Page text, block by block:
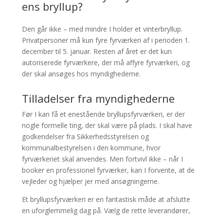
ens bryllup?
Den går ikke – med mindre I holder et vinterbryllup.
Privatpersoner må kun fyre fyrværkeri af i perioden 1.
december til 5. januar. Resten af året er det kun
autoriserede fyrværkere, der må affyre fyrværkeri, og
der skal ansøges hos myndighederne.
Tilladelser fra myndighederne
Før I kan få et enestående bryllupsfyrværkeri, er der
nogle formelle ting, der skal være på plads. I skal have
godkendelser fra Sikkerhedsstyrelsen og
kommunalbestyrelsen i den kommune, hvor
fyrværkeriet skal anvendes. Men fortvivl ikke – når I
booker en professionel fyrværker, kan I forvente, at de
vejleder og hjælper jer med ansøgningerne.
Et bryllupsfyrværkeri er en fantastisk måde at afslutte
en uforglemmelig dag på. Vælg de rette leverandører,